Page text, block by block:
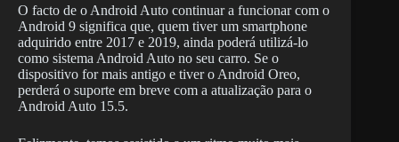
O facto de o Android Auto continuar a funcionar com o
Android 9 significa que, quem tiver um smartphone
adquirido entre 2017 e 2019, ainda poderá utilizá-lo
como sistema Android Auto no seu carro. Se o
dispositivo for mais antigo e tiver o Android Oreo,
perderá o suporte em breve com a atualização para o
Android Auto 15.5.